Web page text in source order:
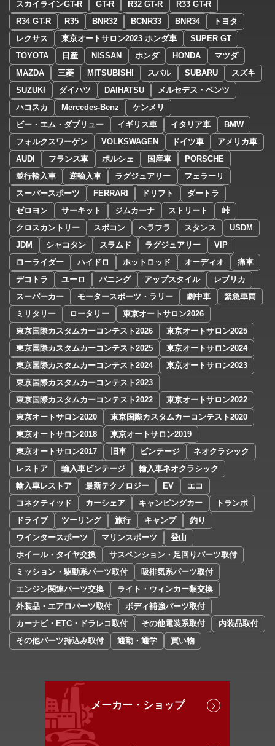
スカイラインGT-R GT-R R32 GT-R
R33 GT-R
R34 GT-R
R35 BNR32 BCNR33 BNR34
トヨタ
レクサス
東京オートサロン2023 ホンダ車
SUPER GT
TOYOTA
日産 NISSAN ホンダ HONDA
マツダ
MAZDA
三菱 MITSUBISHI スバル SUBARU
スズキ
SUZUKI
ダイハツ DAIHATSU
メルセデス・ベンツ
ハコスカ
Mercedes-Benz
ケンメリ
ビー・エム・ダブリュー
イギリス車 イタリア車
BMW
フォルクスワーゲン
VOLKSWAGEN ドイツ車
アメリカ車
AUDI
フランス車 ポルシェ 国産車
PORSCHE
並行輸入車
逆輸入車 ラグジュアリー
フェラーリ
スーパースポーツ
FERRARI ドリフト
ダートラ
ゼロヨン
サーキット ジムカーナ ストリート
峠
クロスカントリー
スポコン ヘラフラ スタンス
USDM
JDM
シャコタン スラムド ラグジュアリー
VIP
ローライダー
ハイドロ ホットロッド オーディオ
痛車
デコトラ
ユーロ バニング アップスタイル
レプリカ
スーパーカー
モータースポーツ・ラリー 劇中車
緊急車両
ミリタリー
ロータリー
東京オートサロン2026
東京国際カスタムカーコンテスト2026
東京オートサロン2025
東京国際カスタムカーコンテスト2025
東京オートサロン2024
東京国際カスタムカーコンテスト2024
東京オートサロン2023
東京国際カスタムカーコンテスト2023
東京国際カスタムカーコンテスト2022
東京オートサロン2022
東京オートサロン2020
東京国際カスタムカーコンテスト2020
東京オートサロン2018
東京オートサロン2019
東京オートサロン2017
旧車 ビンテージ
ネオクラシック
レストア
輸入車ビンテージ
輸入車ネオクラシック
輸入車レストア
最新テクノロジー EV
エコ
コネクティッド
カーシェア キャンピングカー
トランポ
ドライブ
ツーリング 旅行 キャンプ
釣り
ウインタースポーツ
マリンスポーツ
登山
ホイール・タイヤ交換
サスペンション・足回りパーツ取付
ミッション・駆動系パーツ取付
吸排気系パーツ取付
エンジン関連パーツ交換
ライト・ウィンカー類交換
外装品・エアロパーツ取付
ボディ補強パーツ取付
カーナビ・ETC・ドラレコ取付
その他電装系取付
内装品取付
その他パーツ持込み取付
通勤・通学 買い物
メーカー・ショップ